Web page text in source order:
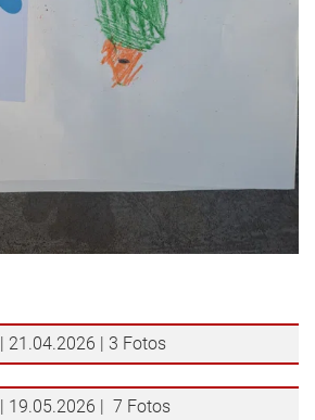
| 21.04.2026 | 3 Fotos
| 19.05.2026 | 7 Fotos